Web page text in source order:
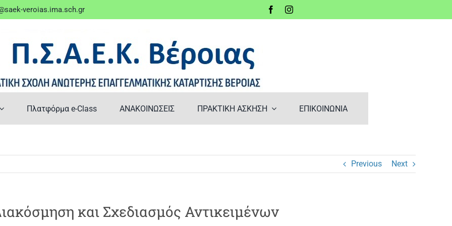
veroias.ima.sch.gr
Πλατφόρμα e-Class ΑΝΑΚΟΙΝΩΣΕΙΣ ΠΡΑΚΤΙΚΗ ΑΣΚΗΣΗ ΕΠΙΚΟΙΝΩΝΙΑ
Previous Next
και Σχεδιασμός Αντικειμένων